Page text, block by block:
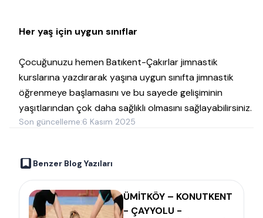
Her yaş için uygun sınıflar
Çocuğunuzu hemen Batıkent-Çakırlar jimnastik
kurslarına yazdırarak yaşına uygun sınıfta jimnastik
öğrenmeye başlamasını ve bu sayede gelişiminin
yaşıtlarından çok daha sağlıklı olmasını sağlayabilirsiniz.
Son güncelleme:6 Kasım 2025
Benzer Blog Yazıları
ÜMİTKÖY – KONUTKENT
- ÇAYYOLU -